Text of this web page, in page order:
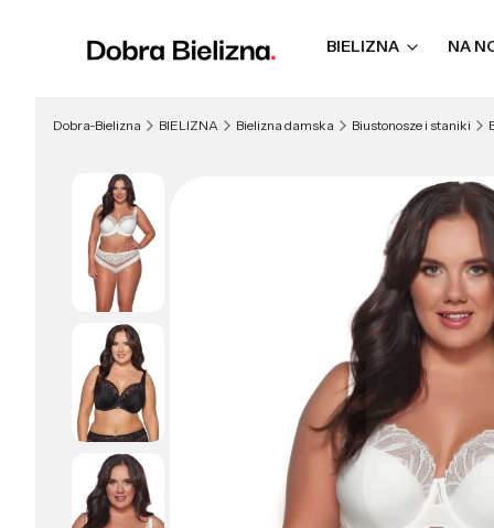
BIELIZNA NA
Dobra-Bielizna BIELIZNA Bielizna damska Biustonosze i staniki